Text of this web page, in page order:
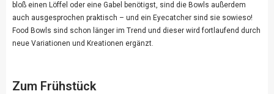
bloß einen Löffel oder eine Gabel benötigst, sind die Bowls außerdem
auch ausgesprochen praktisch – und ein Eyecatcher sind sie sowieso!
Food Bowls sind schon länger im Trend und dieser wird fortlaufend durch
neue Variationen und Kreationen ergänzt.
Zum Frühstück